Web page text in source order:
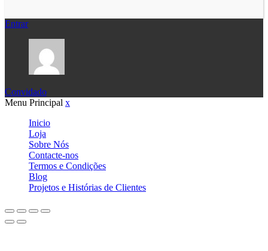
Entrar
Convidado
Menu Principal x
Inicio
Loja
Sobre Nós
Contacte-nos
Termos e Condições
Blog
Projetos e Histórias de Clientes